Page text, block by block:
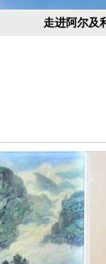
走进阿尔及